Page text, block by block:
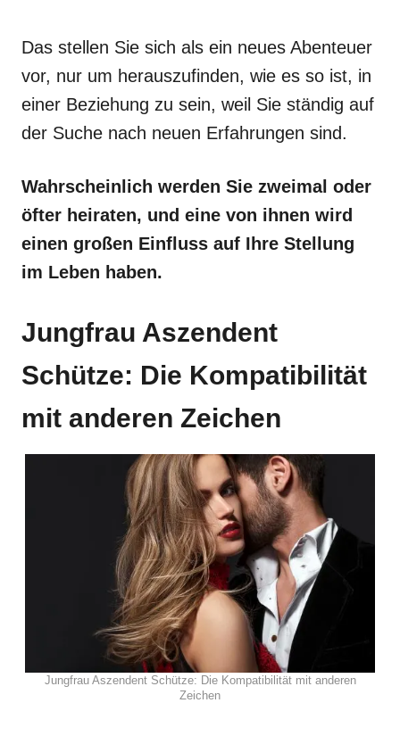
Das stellen Sie sich als ein neues Abenteuer
vor, nur um herauszufinden, wie es so ist, in
einer Beziehung zu sein, weil Sie ständig auf
der Suche nach neuen Erfahrungen sind.
Wahrscheinlich werden Sie zweimal oder
öfter heiraten, und eine von ihnen wird
einen großen Einfluss auf Ihre Stellung
im Leben haben.
Jungfrau Aszendent
Schütze: Die Kompatibilität
mit anderen Zeichen
Jungfrau Aszendent Schütze: Die Kompatibilität mit anderen
Zeichen